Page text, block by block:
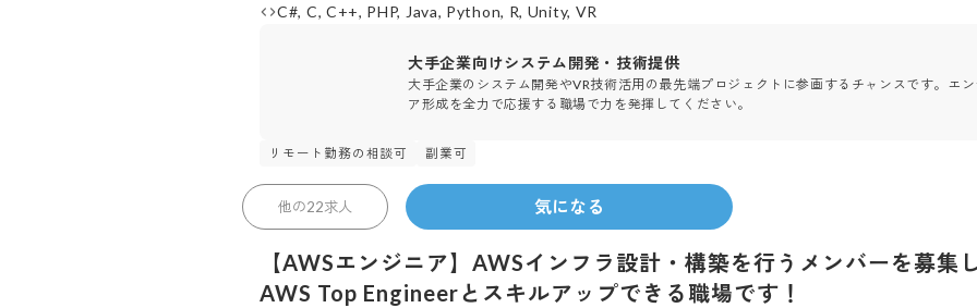
C#, C, C++, PHP, Java, Python, R, Unity, VR
大手企業向けシステム開発・技術提供
大手企業のシステム開発やVR技術活用の最先端プロジェクトに参画するチャンスです。エ
ア形成を全力で応援する職場で力を発揮してください。
リモート勤務の相談可 副業可
他の22求人 気になる
フォージビジョン 株式会社 2006年
【AWSエンジニア】AWSインフラ設計・構築を行うメンバーを募集
AWS Top Engineerとスキルアップできる職場です！